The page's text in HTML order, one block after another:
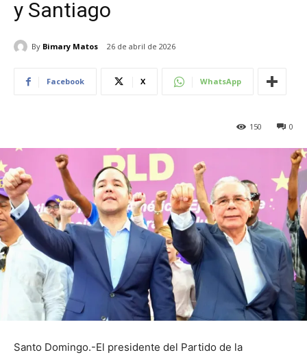
y Santiago
By Bimary Matos 26 de abril de 2026
Facebook X WhatsApp
0
150
Santo Domingo.-El presidente del Partido de la